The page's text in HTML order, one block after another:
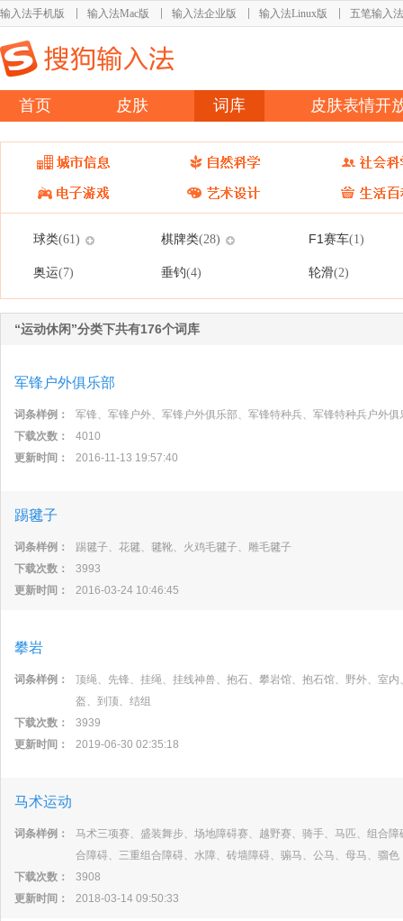
输入法手机版 输入法Mac版 输入法企业版 输入法Linux版 五笔输入法
首页 皮肤 词库 皮肤表情开
球类(61) 棋牌类(28) F1赛车(1)
奥运(7) 垂钓(4) 轮滑(2)
“运动休闲”分类下共有176个词库
军锋户外俱乐部
词条样例：
军锋、军锋户外、军锋户外俱乐部、军锋特种兵、军锋特种兵户外俱
下载次数：
4010
更新时间：
2016-11-13 19:57:40
踢毽子
词条样例：
踢毽子、花毽、毽靴、火鸡毛毽子、雕毛毽子
下载次数：
3993
更新时间：
2016-03-24 10:46:45
攀岩
词条样例：
顶绳、先锋、挂绳、挂线神兽、抱石、攀岩馆、抱石馆、野外、室
盔、到顶、结组
下载次数：
3939
更新时间：
2019-06-30 02:35:18
马术运动
词条样例：
马术三项赛、盛装舞步、场地障碍赛、越野赛、骑手、马匹、组合
合障碍、三重组合障碍、水障、砖墙障碍、骟马、公马、母马、骝色
下载次数：
3908
更新时间：
2018-03-14 09:50:33